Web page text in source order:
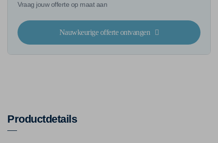
Vraag jouw offerte op maat aan
Nauwkeurige offerte ontvangen
Productdetails